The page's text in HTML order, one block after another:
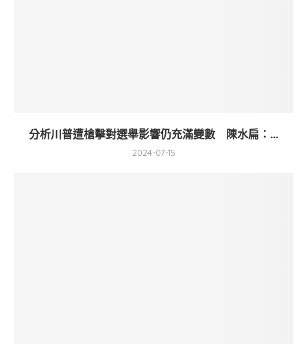
分析川普遭槍擊對選舉影響仍充滿變數 陳水扁：...
2024-07-15